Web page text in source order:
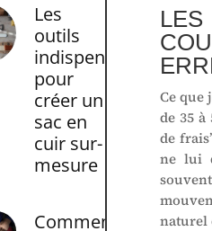
Les
outils
indispensables
pour
créer un
sac en
cuir sur-
mesure
Comment
Ce que
de 35
de
ne lui
naturel